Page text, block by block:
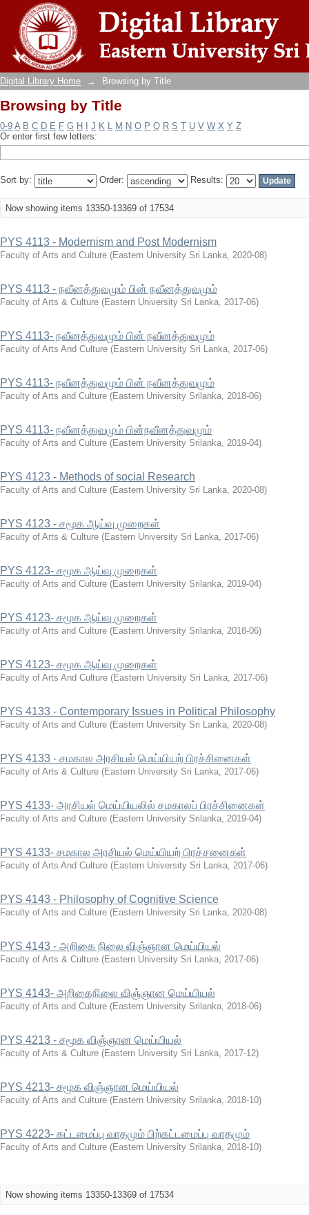
Browsing by Title
Digital Library Home → Browsing by Title
Browsing by Title
0-9 A B C D E F G H J K L M N O P Q R S T U V W X Y Z
Or enter first few letters:
Sort by: Order: Results:
Now showing items 13350-13369 of 17534
PYS 4113 - Modernism and Post Modernism
Faculty of Arts and Culture (Eastern University Sri Lanka, 2020-08)
PYS 4113 - நவீனத்துவமும் பின் நவீனத்துவமும்
Faculty of Arts & Culture (Eastern University Sri Lanka, 2017-06)
PYS 4113- நவீனத்துவமும் பின் நவீனத்துவமும்
Faculty of Arts And Culture (Eastern University Sri Lanka, 2017-06)
PYS 4113- நவீனத்துவமும் பின் நவீனத்துவமும்
Faculty of Arts and Culture (Eastern University Srilanka, 2018-06)
PYS 4113- நவீனத்துவமும் பின்நவீனத்துவமும்
Faculty of Arts and Culture (Eastern University Srilanka, 2019-04)
PYS 4123 - Methods of social Research
Faculty of Arts and Culture (Eastern University Sri Lanka, 2020-08)
PYS 4123 - சமூக ஆய்வு முறைகள்
Faculty of Arts & Culture (Eastern University Sri Lanka, 2017-06)
PYS 4123- சமூக ஆய்வு முறைகள்
Faculty of Arts and Culture (Eastern University Srilanka, 2019-04)
PYS 4123- சமூக ஆய்வு முறைகள்
Faculty of Arts and Culture (Eastern University Srilanka, 2018-06)
PYS 4123- சமூக ஆய்வு முறைகள்
Faculty of Arts And Culture (Eastern University Sri Lanka, 2017-06)
PYS 4133 - Contemporary Issues in Political Philosophy
Faculty of Arts and Culture (Eastern University Sri Lanka, 2020-08)
PYS 4133 - சமகால அரசியல் மெய்யியற் பிரச்சினைகள்
Faculty of Arts & Culture (Eastern University Sri Lanka, 2017-06)
PYS 4133- அரசியல் மெய்யியலில் சமகாலப் பிரச்சினைகள்
Faculty of Arts and Culture (Eastern University Srilanka, 2019-04)
PYS 4133- சமகால அரசியல் மெய்யியற் பிரச்சனைகள்
Faculty of Arts And Culture (Eastern University Sri Lanka, 2017-06)
PYS 4143 - Philosophy of Cognitive Science
Faculty of Arts and Culture (Eastern University Sri Lanka, 2020-08)
PYS 4143 - அறிகை நிலை விஞ்ஞான மெய்யியல்
Faculty of Arts & Culture (Eastern University Sri Lanka, 2017-06)
PYS 4143- அறிகைநிலை விஞ்ஞான மெய்யியல்
Faculty of Arts and Culture (Eastern University Srilanka, 2018-06)
PYS 4213 - சமூக விஞ்ஞான மெய்யியல்
Faculty of Arts & Culture (Eastern University Sri Lanka, 2017-12)
PYS 4213- சமூக விஞ்ஞான மெய்யியல்
Faculty of Arts and Culture (Eastern University Srilanka, 2018-10)
PYS 4223- கட்டமைப்பு வாதமும் பிற்கட்டமைப்பு வாதமும்
Faculty of Arts and Culture (Eastern University Srilanka, 2018-10)
Now showing items 13350-13369 of 17534